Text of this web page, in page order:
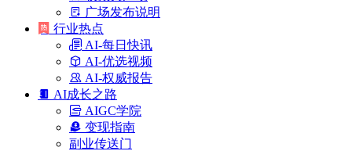
广场发布说明
行业热点
AI-每日快讯
AI-优选视频
AI-权威报告
AI成长之路
AIGC学院
变现指南
副业传送门